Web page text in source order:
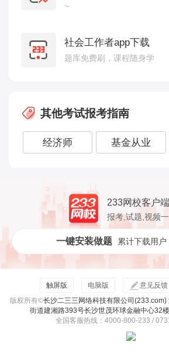
~
社会工作者app下载
题库免费刷，课程随身学
其他考试报考指南
经济师 基金从业
233网校客户端
报考,试题,视频
一键安装做题 累计下载用
触屏版 电脑版 意见反馈
版权所有©长沙二三三网络科技有限公司
街道建湘路393号长沙世茂环球金融中心32楼
全国客服热线：4000-800-233 /